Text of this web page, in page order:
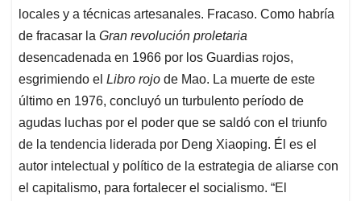
locales y a técnicas artesanales. Fracaso. Como habría
de fracasar la Gran revolución proletaria
desencadenada en 1966 por los Guardias rojos,
esgrimiendo el Libro rojo de Mao. La muerte de este
último en 1976, concluyó un turbulento período de
agudas luchas por el poder que se saldó con el triunfo
de la tendencia liderada por Deng Xiaoping. Él es el
autor intelectual y político de la estrategia de aliarse con
el capitalismo, para fortalecer el socialismo. “El